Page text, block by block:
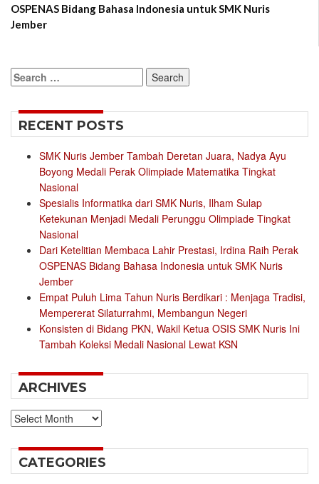
OSPENAS Bidang Bahasa Indonesia untuk SMK Nuris
Jember
Search
for:
RECENT POSTS
SMK Nuris Jember Tambah Deretan Juara, Nadya Ayu
Boyong Medali Perak Olimpiade Matematika Tingkat
Nasional
Spesialis Informatika dari SMK Nuris, Ilham Sulap
Ketekunan Menjadi Medali Perunggu Olimpiade Tingkat
Nasional
Dari Ketelitian Membaca Lahir Prestasi, Irdina Raih Perak
OSPENAS Bidang Bahasa Indonesia untuk SMK Nuris
Jember
Empat Puluh Lima Tahun Nuris Berdikari : Menjaga Tradisi,
Mempererat Silaturrahmi, Membangun Negeri
Konsisten di Bidang PKN, Wakil Ketua OSIS SMK Nuris Ini
Tambah Koleksi Medali Nasional Lewat KSN
ARCHIVES
Archives
CATEGORIES